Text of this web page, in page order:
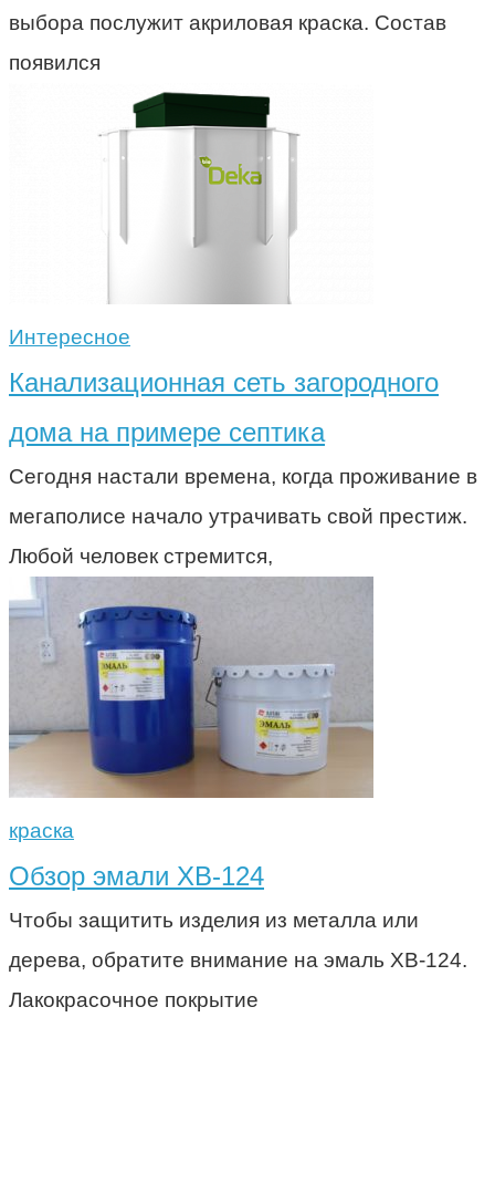
выбора послужит акриловая краска. Состав
появился
Интересное
Канализационная сеть загородного
дома на примере септика
Сегодня настали времена, когда проживание в
мегаполисе начало утрачивать свой престиж.
Любой человек стремится,
краска
Обзор эмали ХВ-124
Чтобы защитить изделия из металла или
дерева, обратите внимание на эмаль ХВ-124.
Лакокрасочное покрытие